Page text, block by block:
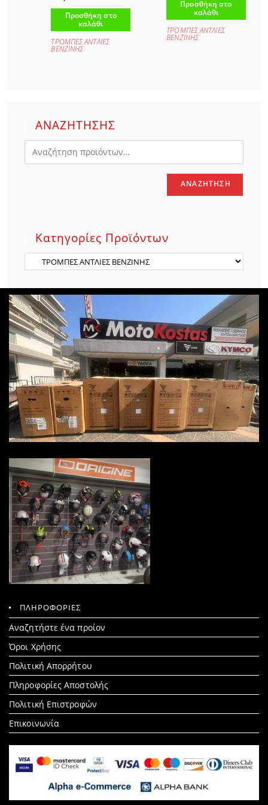
Προσθήκη στο
καλάθι
ΤΡΟΜΠΕΣ ΑΝΤΛΙΕΣ
ΒΕΝΖΙΝΗΣ
Προσθήκη στο
καλάθι
ΤΡΟΜΠΕΣ ΑΝΤΛΙΕΣ
ΒΕΝΖΙΝΗΣ
ΑΝΑΖΗΤΗΣΗΣ
ΑΝΑΖΉΤΗΣΗ
Κατηγορίες Προϊόντων
ΠΛΗΡΟΦΟΡΙΕΣ
Αναζητήστε ένα προίον
Search
for:
Όροι Χρήσης
Πολιτική Απορρήτου
Πληροφορίες Αποστολής
Πολιτική Επιστροφών
Επικοινωνία